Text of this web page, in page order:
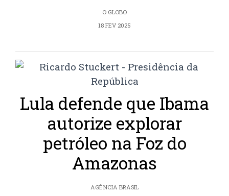
O GLOBO
18 FEV 2025
Lula defende que Ibama
autorize explorar
petróleo na Foz do
Amazonas
AGÊNCIA BRASIL